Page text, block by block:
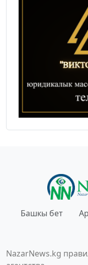
Башкы бет
NazarNews.kg